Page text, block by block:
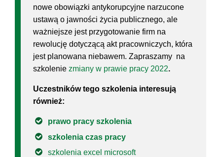
nowe obowiązki antykorupcyjne narzucone
ustawą o jawności życia publicznego, ale
ważniejsze jest przygotowanie firm na
rewolucję dotyczącą akt pracowniczych, która
jest planowana niebawem. Zapraszamy na
szkolenie zmiany w prawie pracy 2022.
Uczestników tego szkolenia interesują
również:
prawo pracy szkolenia
szkolenia czas pracy
szkolenia excel microsoft